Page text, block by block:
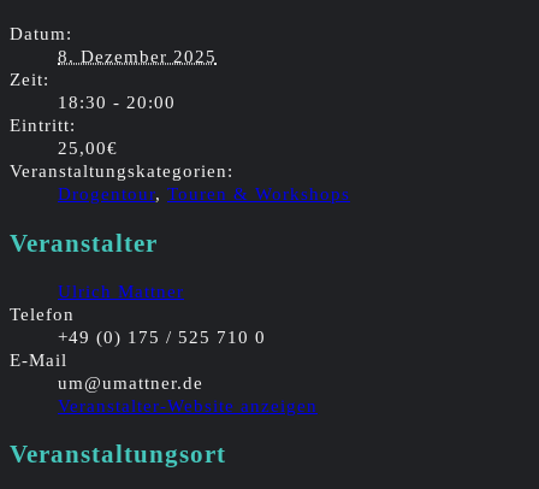
Datum:
8. Dezember 2025
Zeit:
18:30 - 20:00
Eintritt:
25,00€
Veranstaltungskategorien:
Drogentour, Touren & Workshops
Veranstalter
Ulrich Mattner
Telefon
+49 (0) 175 / 525 710 0
E-Mail
um@umattner.de
Veranstalter-Website anzeigen
Veranstaltungsort